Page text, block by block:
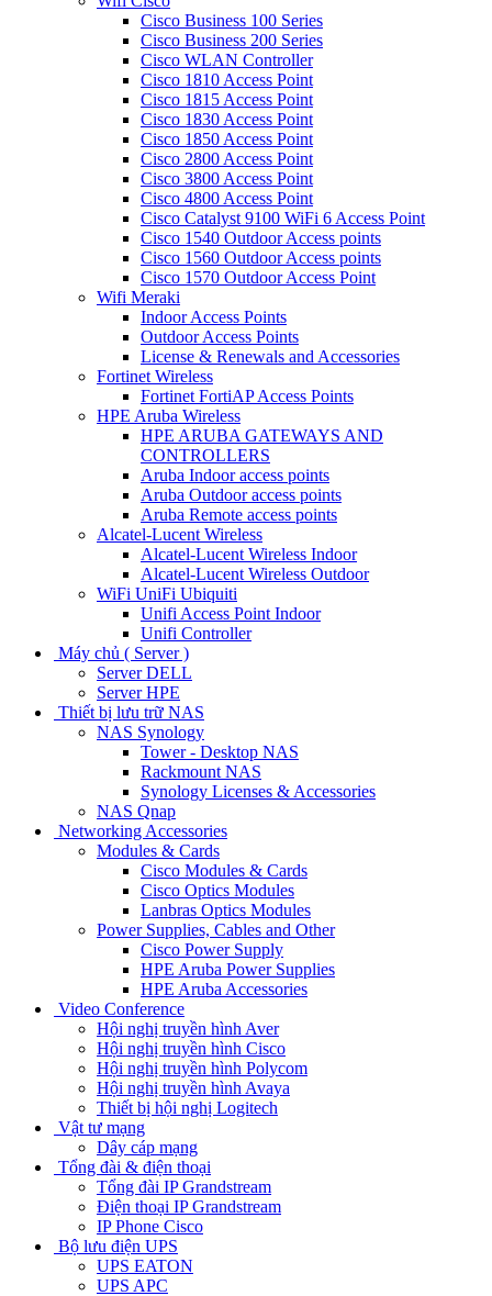
Cisco Business 100 Series
Cisco Business 200 Series
Cisco WLAN Controller
Cisco 1810 Access Point
Cisco 1815 Access Point
Cisco 1830 Access Point
Cisco 1850 Access Point
Cisco 2800 Access Point
Cisco 3800 Access Point
Cisco 4800 Access Point
Cisco Catalyst 9100 WiFi 6 Access Point
Cisco 1540 Outdoor Access points
Cisco 1560 Outdoor Access points
Cisco 1570 Outdoor Access Point
Wifi Meraki
Indoor Access Points
Outdoor Access Points
License & Renewals and Accessories
Fortinet Wireless
Fortinet FortiAP Access Points
HPE Aruba Wireless
HPE ARUBA GATEWAYS AND
CONTROLLERS
Aruba Indoor access points
Aruba Outdoor access points
Aruba Remote access points
Alcatel-Lucent Wireless
Alcatel-Lucent Wireless Indoor
Alcatel-Lucent Wireless Outdoor
WiFi UniFi Ubiquiti
Unifi Access Point Indoor
Unifi Controller
Máy chủ ( Server )
Server DELL
Server HPE
Thiết bị lưu trữ NAS
NAS Synology
Tower - Desktop NAS
Rackmount NAS
Synology Licenses & Accessories
NAS Qnap
Networking Accessories
Modules & Cards
Cisco Modules & Cards
Cisco Optics Modules
Lanbras Optics Modules
Power Supplies, Cables and Other
Cisco Power Supply
HPE Aruba Power Supplies
HPE Aruba Accessories
Video Conference
Hội nghị truyền hình Aver
Hội nghị truyền hình Cisco
Hội nghị truyền hình Polycom
Hội nghị truyền hình Avaya
Thiết bị hội nghị Logitech
Vật tư mạng
Dây cáp mạng
Tổng đài & điện thoại
Tổng đài IP Grandstream
Điện thoại IP Grandstream
IP Phone Cisco
Bộ lưu điện UPS
UPS EATON
UPS APC